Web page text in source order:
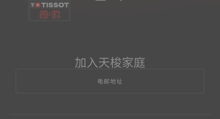
23: 37
加入天梭家庭
电邮地址